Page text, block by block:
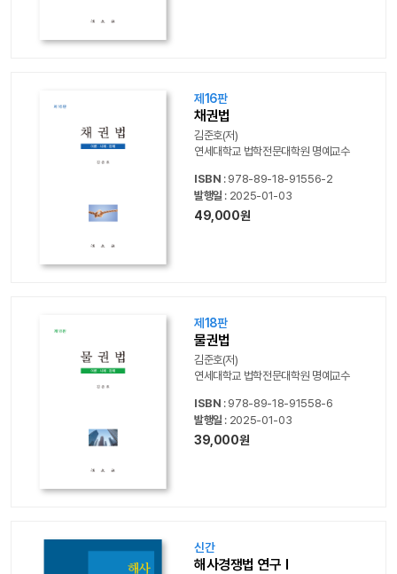
제16판
채권법
김준호(저)
연세대학교 법학전문대학원 명예교수
ISBN : 978-89-18-91556-2
발행일 : 2025-01-03
49,000원
제18판
물권법
김준호(저)
연세대학교 법학전문대학원 명예교수
ISBN : 978-89-18-91558-6
발행일 : 2025-01-03
39,000원
신간
해사경쟁법 연구 I